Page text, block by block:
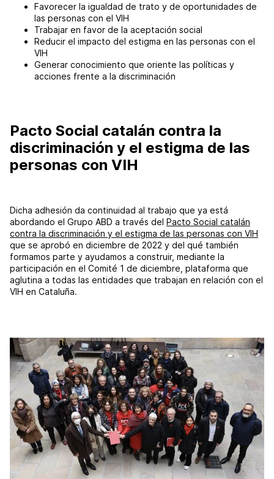
Favorecer la igualdad de trato y de oportunidades de
las personas con el VIH
Trabajar en favor de la aceptación social
Reducir el impacto del estigma en las personas con el
VIH
Generar conocimiento que oriente las políticas y
acciones frente a la discriminación
Pacto Social catalán contra la
discriminación y el estigma de las
personas con VIH
Dicha adhesión da continuidad al trabajo que ya está
abordando el Grupo ABD a través del Pacto Social catalán
contra la discriminación y el estigma de las personas con VIH
que se aprobó en diciembre de 2022 y del qué también
formamos parte y ayudamos a construir, mediante la
participación en el Comité 1 de diciembre, plataforma que
aglutina a todas las entidades que trabajan en relación con el
VIH en Cataluña.